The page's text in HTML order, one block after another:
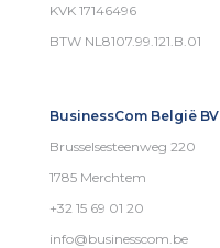
KVK 17146496
BTW NL8107.99.121.B.01
BusinessCom België BV
Brusselsesteenweg 220
1785 Merchtem
+32 15 69 01 20
info@businesscom.be